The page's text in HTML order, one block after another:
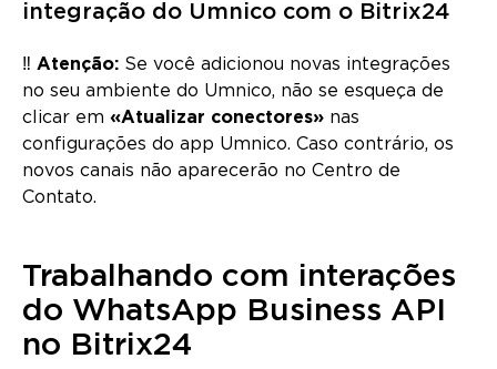
integração do Umnico com o Bitrix24
‼️ Atenção: Se você adicionou novas integrações
no seu ambiente do Umnico, não se esqueça de
clicar em «Atualizar conectores» nas
configurações do app Umnico. Caso contrário, os
novos canais não aparecerão no Centro de
Contato.
Trabalhando com interações
do WhatsApp Business API
no Bitrix24